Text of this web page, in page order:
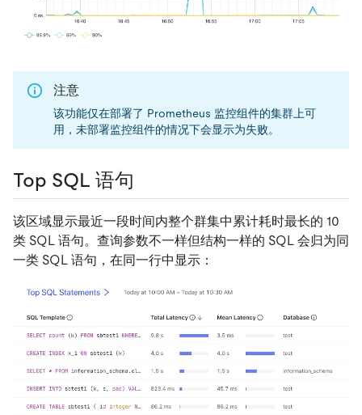
注意
该功能仅在部署了 Prometheus 监控组件的集群上可
用，未部署监控组件的情况下会显示为失败。
Top SQL 语句
该区域显示最近一段时间内整个群集中累计耗时最长的 10
类 SQL 语句。查询参数不一样但结构一样的 SQL 会归为同
一类 SQL 语句，在同一行中显示：